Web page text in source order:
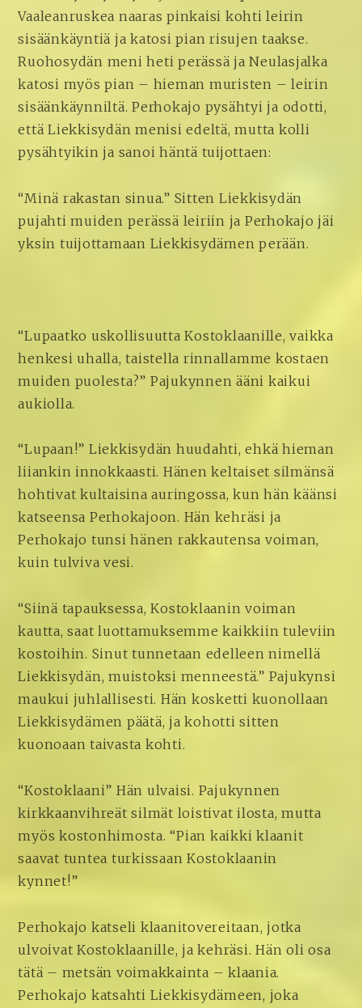
Vaaleanruskea naaras pinkaisi kohti leirin
sisäänkäyntiä ja katosi pian risujen taakse.
Ruohosydän meni heti perässä ja Neulasjalka
katosi myös pian – hieman muristen – leirin
sisäänkäynniltä. Perhokajo pysähtyi ja odotti,
että Liekkisydän menisi edeltä, mutta kolli
pysähtyikin ja sanoi häntä tuijottaen:
“Minä rakastan sinua.” Sitten Liekkisydän
pujahti muiden perässä leiriin ja Perhokajo jäi
yksin tuijottamaan Liekkisydämen perään.
“Lupaatko uskollisuutta Kostoklaanille, vaikka
henkesi uhalla, taistella rinnallamme kostaen
muiden puolesta?” Pajukynnen ääni kaikui
aukiolla.
“Lupaan!” Liekkisydän huudahti, ehkä hieman
liiankin innokkaasti. Hänen keltaiset silmänsä
hohtivat kultaisina auringossa, kun hän käänsi
katseensa Perhokajoon. Hän kehräsi ja
Perhokajo tunsi hänen rakkautensa voiman,
kuin tulviva vesi.
“Siinä tapauksessa, Kostoklaanin voiman
kautta, saat luottamuksemme kaikkiin tuleviin
kostoihin. Sinut tunnetaan edelleen nimellä
Liekkisydän, muistoksi menneestä.” Pajukynsi
maukui juhlallisesti. Hän kosketti kuonollaan
Liekkisydämen päätä, ja kohotti sitten
kuonoaan taivasta kohti.
“Kostoklaani” Hän ulvaisi. Pajukynnen
kirkkaanvihreät silmät loistivat ilosta, mutta
myös kostonhimosta. “Pian kaikki klaanit
saavat tuntea turkissaan Kostoklaanin
kynnet!”
Perhokajo katseli klaanitovereitaan, jotka
ulvoivat Kostoklaanille, ja kehräsi. Hän oli osa
tätä – metsän voimakkainta – klaania.
Perhokajo katsahti Liekkisydämeen, joka